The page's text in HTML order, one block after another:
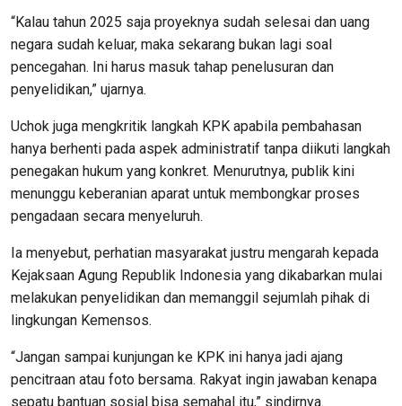
“Kalau tahun 2025 saja proyeknya sudah selesai dan uang
negara sudah keluar, maka sekarang bukan lagi soal
pencegahan. Ini harus masuk tahap penelusuran dan
penyelidikan,” ujarnya.
Uchok juga mengkritik langkah KPK apabila pembahasan
hanya berhenti pada aspek administratif tanpa diikuti langkah
penegakan hukum yang konkret. Menurutnya, publik kini
menunggu keberanian aparat untuk membongkar proses
pengadaan secara menyeluruh.
Ia menyebut, perhatian masyarakat justru mengarah kepada
Kejaksaan Agung Republik Indonesia yang dikabarkan mulai
melakukan penyelidikan dan memanggil sejumlah pihak di
lingkungan Kemensos.
“Jangan sampai kunjungan ke KPK ini hanya jadi ajang
pencitraan atau foto bersama. Rakyat ingin jawaban kenapa
sepatu bantuan sosial bisa semahal itu,” sindirnya.